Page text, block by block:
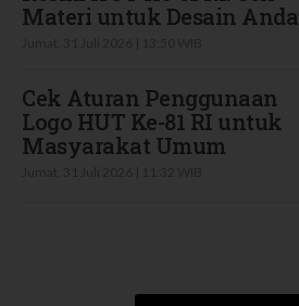
Materi untuk Desain Anda
Cek Aturan Penggunaan
Logo HUT Ke-81 RI untuk
Masyarakat Umum